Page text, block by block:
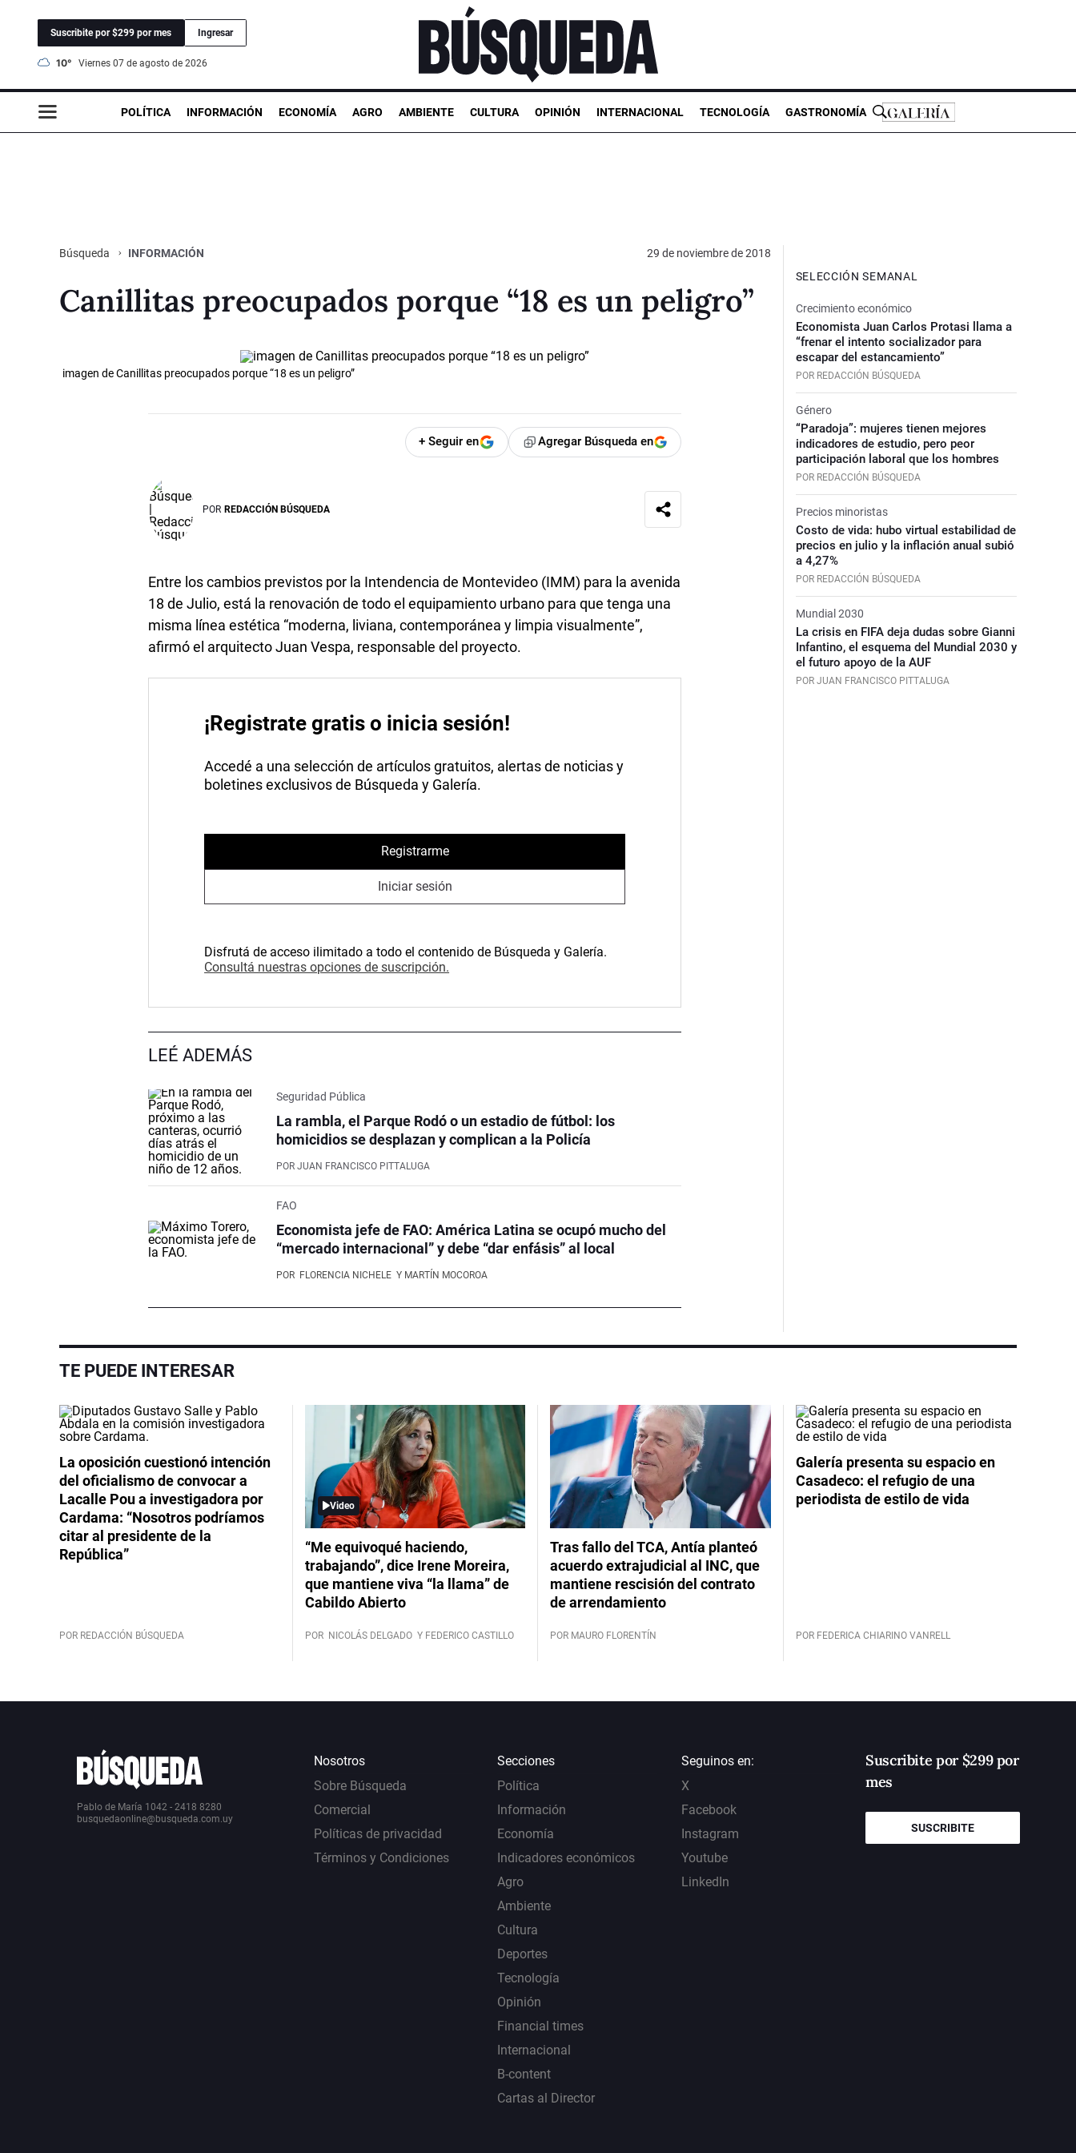
Suscribite por $299 por mes Ingresar
10° viernes 07 de agosto de 2026
POLÍTICA INFORMACIÓN ECONOMÍA AGRO AMBIENTE CULTURA OPINIÓN INTERNACIONAL TECNOLOGÍA GASTRONOMÍA
Búsqueda INFORMACIÓN 29 de noviembre de 2018
Canillitas preocupados porque “18 es un peligro”
imagen de Canillitas preocupados porque “18 es un peligro”
+ Seguir en Agregar Búsqueda en
POR REDACCIÓN BÚSQUEDA
Entre los cambios previstos por la Intendencia de Montevideo (IMM) para la avenida
18 de Julio, está la renovación de todo el equipamiento urbano para que tenga una
misma línea estética “moderna, liviana, contemporánea y limpia visualmente”,
afirmó el arquitecto Juan Vespa, responsable del proyecto.
¡Registrate gratis o inicia sesión!
Accedé a una selección de artículos gratuitos, alertas de noticias y
boletines exclusivos de Búsqueda y Galería.
Registrarme
Iniciar sesión
Disfrutá de acceso ilimitado a todo el contenido de Búsqueda y Galería.
Consultá nuestras opciones de suscripción.
LEÉ ADEMÁS
Seguridad Pública
La rambla, el Parque Rodó o un estadio de fútbol: los
homicidios se desplazan y complican a la Policía
POR JUAN FRANCISCO PITTALUGA
FAO
Economista jefe de FAO: América Latina se ocupó mucho del
“mercado internacional” y debe “dar enfásis” al local
POR FLORENCIA NICHELE Y MARTÍN MOCOROA
SELECCIÓN SEMANAL
Crecimiento económico
Economista Juan Carlos Protasi llama a
“frenar el intento socializador para
escapar del estancamiento”
POR REDACCIÓN BÚSQUEDA
Género
“Paradoja”: mujeres tienen mejores
indicadores de estudio, pero peor
participación laboral que los hombres
POR REDACCIÓN BÚSQUEDA
Precios minoristas
Costo de vida: hubo virtual estabilidad de
precios en julio y la inflación anual subió
a 4,27%
POR REDACCIÓN BÚSQUEDA
Mundial 2030
La crisis en FIFA deja dudas sobre Gianni
Infantino, el esquema del Mundial 2030 y
el futuro apoyo de la AUF
POR JUAN FRANCISCO PITTALUGA
TE PUEDE INTERESAR
La oposición cuestionó intención
del oficialismo de convocar a
Lacalle Pou a investigadora por
Cardama: “Nosotros podríamos
citar al presidente de la
República”
POR REDACCIÓN BÚSQUEDA
Video
“Me equivoqué haciendo,
trabajando”, dice Irene Moreira,
que mantiene viva “la llama” de
Cabildo Abierto
POR NICOLÁS DELGADO Y FEDERICO CASTILLO
Tras fallo del TCA, Antía planteó
acuerdo extrajudicial al INC, que
mantiene rescisión del contrato
de arrendamiento
POR MAURO FLORENTÍN
Galería presenta su espacio en
Casadeco: el refugio de una
periodista de estilo de vida
POR FEDERICA CHIARINO VANRELL
Pablo de María 1042 - 2418 8280
busquedaonline@busqueda.com.uy
Nosotros
Sobre Búsqueda
Comercial
Políticas de privacidad
Términos y Condiciones
Secciones
Política
Información
Economía
Indicadores económicos
Agro
Ambiente
Cultura
Deportes
Tecnología
Opinión
Financial times
Internacional
B-content
Cartas al Director
Seguinos en:
X
Facebook
Instagram
Youtube
LinkedIn
Suscribite por $299 por
mes
SUSCRIBITE